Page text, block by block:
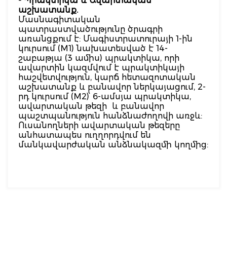
աշխատանք.
Մասնագիտական
պատրաստվածությունը ծրագրի
առանցքում է: Մագիստրատուրայի 1-ին
կուրսում (M1) նախատեսված է 14-
շաբաթյա (3 ամիս) պրակտիկա, որի
ավարտին կազմվում է պրակտիկայի
հաշվետվություն, կարճ հետազոտական
աշխատանք և բանավոր ներկայացում, 2-
րդ կուրսում (M2)՝ 6-ամսյա պրակտիկա,
ավարտական թեզի և բանավոր
պաշտպանություն հանձնաժողովի առջև:
Ուսանողների ավարտական թեզերը
անհատապես ուղղորդվում են
մանկավարժական անձնակազմի կողմից: